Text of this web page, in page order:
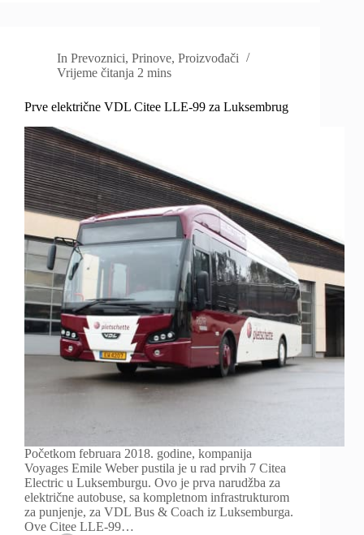
In Prevoznici,Prinove,Proizvođači
Vrijeme čitanja 2 mins
Prve električne VDL Citee LLE-99 za Luksembrug
Početkom februara 2018. godine, kompanija
Voyages Emile Weber pustila je u rad prvih 7 Citea
Electric u Luksemburgu. Ovo je prva narudžba za
električne autobuse, sa kompletnom infrastrukturom
za punjenje, za VDL Bus & Coach iz Luksemburga.
Ove Citee LLE-99…